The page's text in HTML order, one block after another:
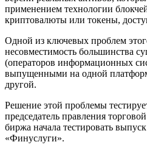
применением технологии
криптовалюты или токены,
Одной из ключевых проблем
несовместимость большинства
(операторов информационных
выпущенными на одной
другой.
Решение этой проблемы
председатель правления
биржа начала тестировать
«Финуслуги».